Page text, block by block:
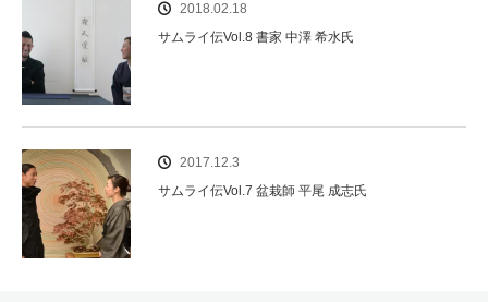
2018.02.18
サムライ伝Vol.8 書家 中澤 希水氏
2017.12.3
サムライ伝Vol.7 盆栽師 平尾 成志氏